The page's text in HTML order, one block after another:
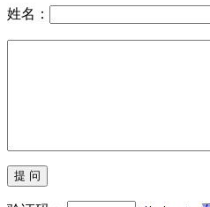
团体出游
早预定享